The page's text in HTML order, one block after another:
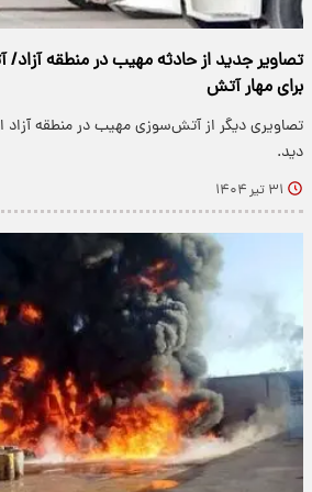
تصاویر جدید از حادثه مهیب در منطقه
برای مهار آتش
تصاویری دیگر از آتش‌سوزی مهیب در منطقه آزاد
دید.
۳۱ تیر ۱۴۰۴